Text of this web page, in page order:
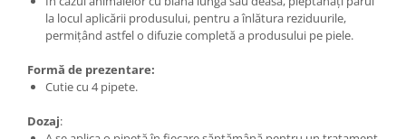
la locul aplicării produsului, pentru a înlătura reziduurile,
permițând astfel o difuzie completă a produsului pe piele.
Formă de prezentare:
Cutie cu 4 pipete.
Dozaj: